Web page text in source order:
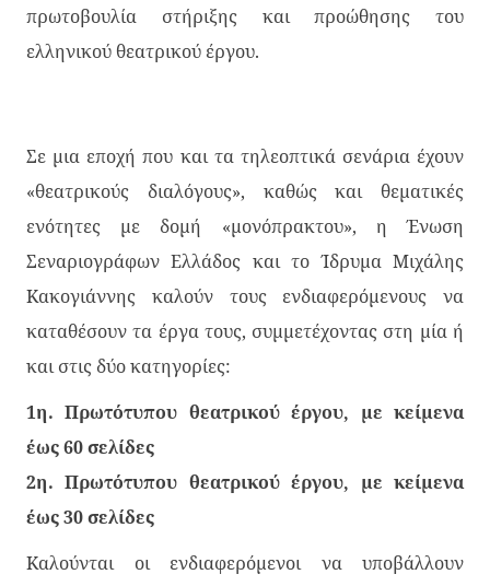
πρωτοβουλία στήριξης και προώθησης του
ελληνικού θεατρικού έργου.
Σε μια εποχή που και τα τηλεοπτικά σενάρια έχουν
«θεατρικούς διαλόγους», καθώς και θεματικές
ενότητες με δομή «μονόπρακτου», η Ένωση
Σεναριογράφων Ελλάδος και το Ίδρυμα Μιχάλης
Κακογιάννης καλούν τους ενδιαφερόμενους να
καταθέσουν τα έργα τους, συμμετέχοντας στη μία ή
και στις δύο κατηγορίες:
1η. Πρωτότυπου θεατρικού έργου, με κείμενα
έως 60 σελίδες
2η. Πρωτότυπου θεατρικού έργου, με κείμενα
έως 30 σελίδες
Καλούνται οι ενδιαφερόμενοι να υποβάλλουν